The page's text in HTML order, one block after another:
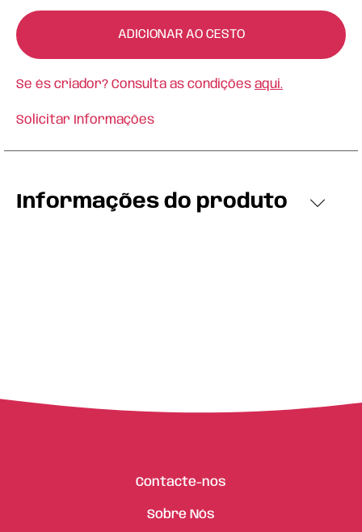
ADICIONAR AO CESTO
Se és criador? Consulta as condições aqui.
Solicitar Informações
Informações do produto
Contacte-nos
Sobre Nós